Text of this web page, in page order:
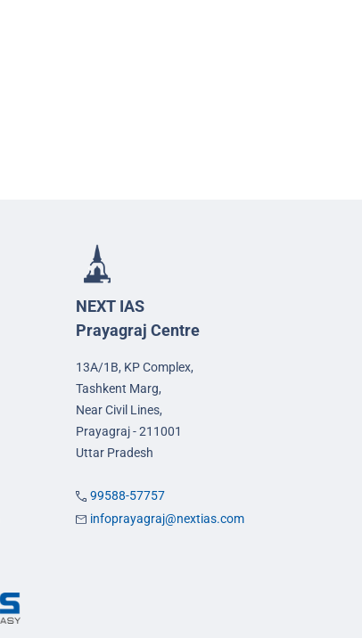
NEXT IAS
Prayagraj Centre
13A/1B, KP Complex,
Tashkent Marg,
Near Civil Lines,
Prayagraj - 211001
Uttar Pradesh
99588-57757
infoprayagraj@nextias.com